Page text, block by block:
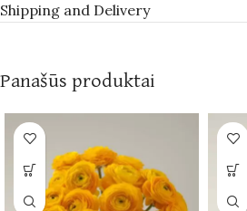
Shipping and Delivery
Panašūs produktai